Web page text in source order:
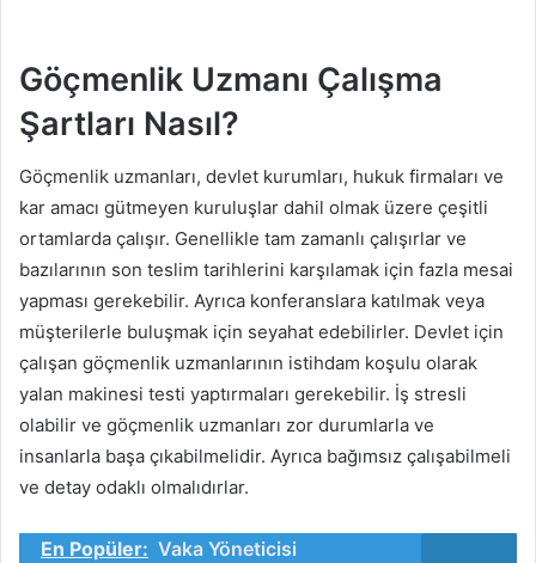
Göçmenlik Uzmanı Çalışma
Şartları Nasıl?
Göçmenlik uzmanları, devlet kurumları, hukuk firmaları ve
kar amacı gütmeyen kuruluşlar dahil olmak üzere çeşitli
ortamlarda çalışır. Genellikle tam zamanlı çalışırlar ve
bazılarının son teslim tarihlerini karşılamak için fazla mesai
yapması gerekebilir. Ayrıca konferanslara katılmak veya
müşterilerle buluşmak için seyahat edebilirler. Devlet için
çalışan göçmenlik uzmanlarının istihdam koşulu olarak
yalan makinesi testi yaptırmaları gerekebilir. İş stresli
olabilir ve göçmenlik uzmanları zor durumlarla ve
insanlarla başa çıkabilmelidir. Ayrıca bağımsız çalışabilmeli
ve detay odaklı olmalıdırlar.
En Popüler: Vaka Yöneticisi